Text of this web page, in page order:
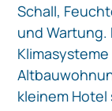
Schall,
und Wartung.
kleinem Hotel